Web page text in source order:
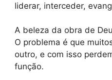
liderar, interceder,
A beleza da obra de
O problema é que
outro, e com isso
função.